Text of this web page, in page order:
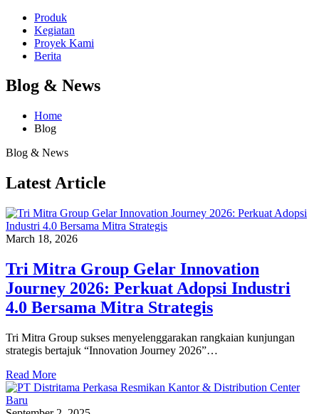
Produk
Kegiatan
Proyek Kami
Berita
Blog & News
Home
Blog
Blog & News
Latest Article
March 18, 2026
Tri Mitra Group Gelar Innovation
Journey 2026: Perkuat Adopsi Industri
4.0 Bersama Mitra Strategis
Tri Mitra Group sukses menyelenggarakan rangkaian kunjungan
strategis bertajuk “Innovation Journey 2026”…
Read More